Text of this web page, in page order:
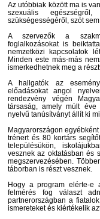
Az utóbbiak között ma is
szexuális
szükségességéről, szót
A szervezők a
foglalkozásokat is
nemzetközi kapcsolatok
Minden este más-más
ismerkedhetnek meg a
A hallgatók az
előadásokat angol
rendezvény végén
társaság, amely múlt
nyelvű tanúsítványt állít ki
Magyarországon
trénert és 80 kortárs
településükön,
vesznek az oktatásban és
megszervezésében.
táborban is részt vesznek.
Hogy a program elérte-e
felmérés fog választ
partnerországban a
ismereteket és kiértékelik